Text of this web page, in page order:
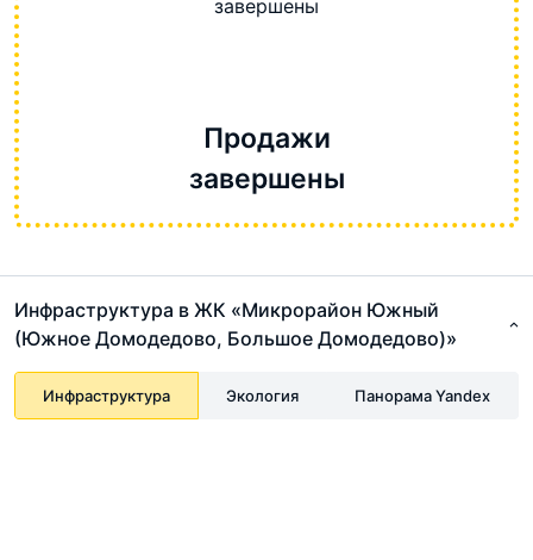
Продажи
завершены
Инфраструктура в ЖК «Микрорайон Южный
(Южное Домодедово, Большое Домодедово)»
Инфраструктура Экология Панорама Yandex